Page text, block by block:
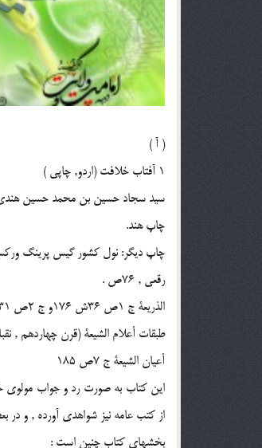
( آ )
1 آفتاب خلافت (اردو, چاپى )
سيد سجاد حسين بن محمد حسين هندى
چاپ هند.
چاپ ديگر: نول كشور گيس پرينگ وركس ,
رقعى , 76ص .
الذريعة ج 1ص 36ش 176و ج 2ص 231ش 914
طبقات أعلام الشيعة (قرن چهاردهم , نقباء البشر)
أعيان الشيعة ج 7ص 185
اين كتاب به صورت رد و جواب مولوى
از كتب عامه نيز شواهدى آورده , و در
بخشهاى كتاب چنين است :